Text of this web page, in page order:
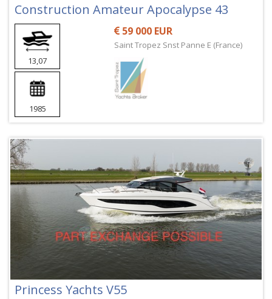
Construction Amateur Apocalypse 43
13,07
1985
59 000 EUR
Saint Tropez Snst Panne E (France)
Princess Yachts V55